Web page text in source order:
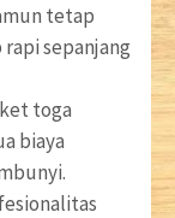
tetap
sepanjang
toga
biaya